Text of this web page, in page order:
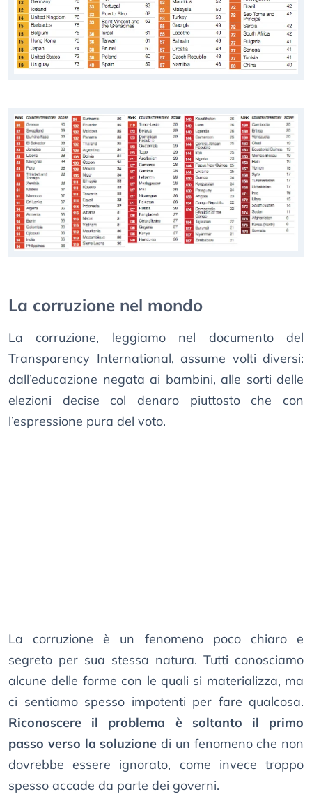
La corruzione nel mondo
La corruzione, leggiamo nel documento del
Transparency International, assume volti diversi:
dall’educazione negata ai bambini, alle sorti delle
elezioni decise col denaro piuttosto che con
l’espressione pura del voto.
La corruzione è un fenomeno poco chiaro e
segreto per sua stessa natura. Tutti conosciamo
alcune delle forme con le quali si materializza, ma
ci sentiamo spesso impotenti per fare qualcosa.
Riconoscere il problema è soltanto il primo
passo verso la soluzione di un fenomeno che non
dovrebbe essere ignorato, come invece troppo
spesso accade da parte dei governi.